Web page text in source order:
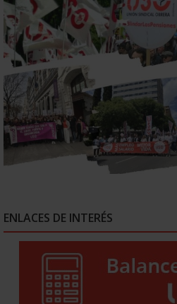
ENLACES DE INTERÉS